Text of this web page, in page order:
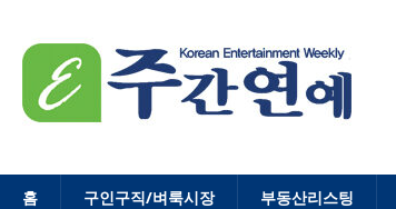
홈 구인구직/벼룩시장 부동산리스팅